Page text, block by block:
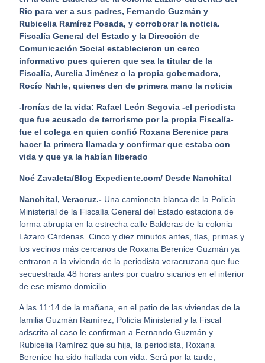
Rio para ver a sus padres, Fernando Guzmán y
Rubicelia Ramírez Posada, y corroborar la noticia.
Fiscalía General del Estado y la Dirección de
Comunicación Social establecieron un cerco
informativo pues quieren que sea la titular de la
Fiscalía, Aurelia Jiménez o la propia gobernadora,
Rocío Nahle, quienes den de primera mano la noticia
-Ironías de la vida: Rafael León Segovia -el periodista
que fue acusado de terrorismo por la propia Fiscalía-
fue el colega en quien confió Roxana Berenice para
hacer la primera llamada y confirmar que estaba con
vida y que ya la habían liberado
Noé Zavaleta/Blog Expediente.com/ Desde Nanchital
Nanchital, Veracruz.- Una camioneta blanca de la Policía
Ministerial de la Fiscalía General del Estado estaciona de
forma abrupta en la estrecha calle Balderas de la colonia
Lázaro Cárdenas. Cinco y diez minutos antes, tías, primas y
los vecinos más cercanos de Roxana Berenice Guzmán ya
entraron a la vivienda de la periodista veracruzana que fue
secuestrada 48 horas antes por cuatro sicarios en el interior
de ese mismo domicilio.
A las 11:14 de la mañana, en el patio de las viviendas de la
familia Guzmán Ramírez, Policía Ministerial y la Fiscal
adscrita al caso le confirman a Fernando Guzmán y
Rubicelia Ramírez que su hija, la periodista, Roxana
Berenice ha sido hallada con vida. Será por la tarde,